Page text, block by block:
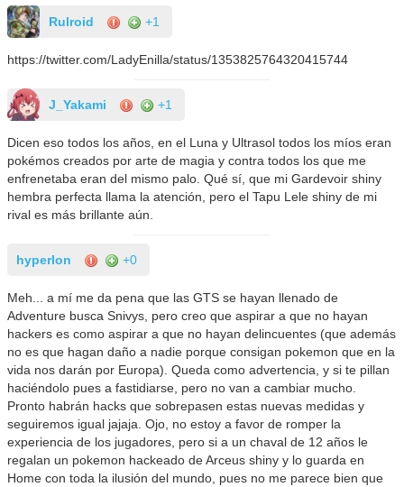
Rulroid +1
https://twitter.com/LadyEnilla/status/1353825764320415744
J_Yakami +1
Dicen eso todos los años, en el Luna y Ultrasol todos los míos eran
pokémos creados por arte de magia y contra todos los que me
enfrenetaba eran del mismo palo. Qué sí, que mi Gardevoir shiny
hembra perfecta llama la atención, pero el Tapu Lele shiny de mi
rival es más brillante aún.
hyperlon +0
Meh... a mí me da pena que las GTS se hayan llenado de
Adventure busca Snivys, pero creo que aspirar a que no hayan
hackers es como aspirar a que no hayan delincuentes (que además
no es que hagan daño a nadie porque consigan pokemon que en la
vida nos darán por Europa). Queda como advertencia, y si te pillan
haciéndolo pues a fastidiarse, pero no van a cambiar mucho.
Pronto habrán hacks que sobrepasen estas nuevas medidas y
seguiremos igual jajaja. Ojo, no estoy a favor de romper la
experiencia de los jugadores, pero si a un chaval de 12 años le
regalan un pokemon hackeado de Arceus shiny y lo guarda en
Home con toda la ilusión del mundo, pues no me parece bien que